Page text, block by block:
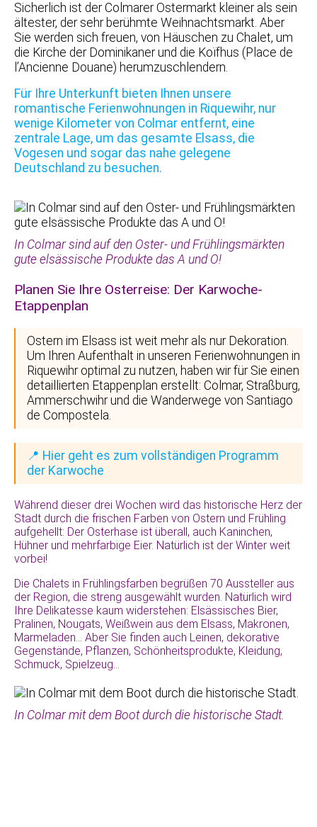
Sicherlich ist der Colmarer Ostermarkt kleiner als sein
ältester, der sehr berühmte Weihnachtsmarkt. Aber
Sie werden sich freuen, von Häuschen zu Chalet, um
die Kirche der Dominikaner und die Koïfhus (Place de
l’Ancienne Douane) herumzuschlendern.
Für Ihre Unterkunft bieten Ihnen unsere
romantische Ferienwohnungen in Riquewihr, nur
wenige Kilometer von Colmar entfernt, eine
zentrale Lage, um das gesamte Elsass, die
Vogesen und sogar das nahe gelegene
Deutschland zu besuchen.
Während dieser drei Wochen wird das historische Herz der
Stadt durch die frischen Farben von Ostern und Frühling
aufgehellt: Der Osterhase ist überall, auch Kaninchen,
Hühner und mehrfarbige Eier. Natürlich ist der Winter weit
vorbei!
Die Chalets in Frühlingsfarben begrüßen 70 Aussteller aus
der Region, die streng ausgewählt wurden. Natürlich wird
Ihre Delikatesse kaum widerstehen: Elsässisches Bier,
Pralinen, Nougats, Weißwein aus dem Elsass, Makronen,
Marmeladen… Aber Sie finden auch Leinen, dekorative
Gegenstände, Pflanzen, Schönheitsprodukte, Kleidung,
Schmuck, Spielzeug…
In Colmar sind auf den Oster- und Frühlingsmärkten
gute elsässische Produkte das A und O!
Planen Sie Ihre Osterreise: Der Karwoche-
Etappenplan
Ostern im Elsass ist weit mehr als nur Dekoration.
Um Ihren Aufenthalt in unseren Ferienwohnungen in
Riquewihr optimal zu nutzen, haben wir für Sie einen
detaillierten Etappenplan erstellt: Colmar, Straßburg,
Ammerschwihr und die Wanderwege von Santiago
de Compostela.
📍 Hier geht es zum vollständigen Programm
der Karwoche
In Colmar mit dem Boot durch die historische Stadt.